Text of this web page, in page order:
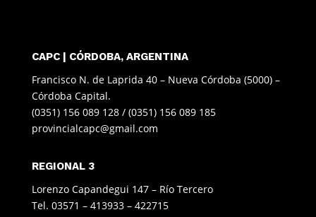
CAPC | CÓRDOBA, ARGENTINA
Francisco N. de Laprida 40 – Nueva Córdoba (5000) –
Córdoba Capital.
(0351) 156 089 128 / (0351) 156 089 185
provincialcapc@gmail.com
REGIONAL 3
Lorenzo Capandegui 147 – Río Tercero
Tel. 03571 – 413933 – 422715